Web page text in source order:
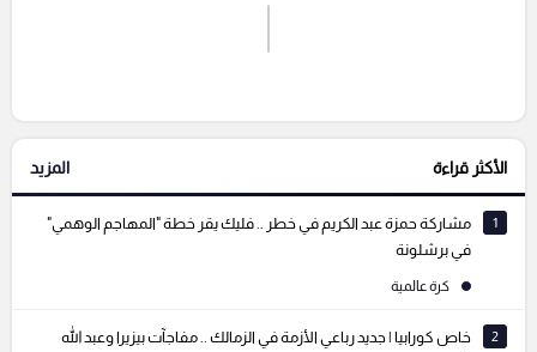
إرسال تعليق
التعليقات السابقة
الأكثر قراءة المزيد
1
مشاركة حمزة عبد الكريم في خطر .. فليك يقر خطة "المهاجم الوهمي"
في برشلونة
كرة عالمية
2
خاص كورابيا | جديد رباعي الأزمة في الزمالك .. مفاجآت بيزيرا وعبد الله